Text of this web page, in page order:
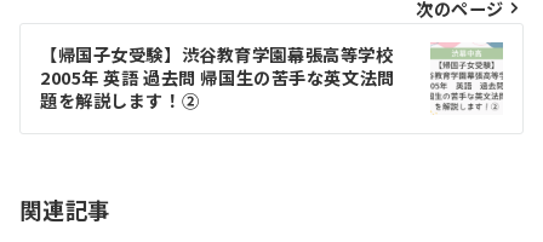
ビ
ー
シ
ン
次のページ
【帰国子女受験】渋谷教育学園幕張高等学校
2005年 英語 過去問 帰国生の苦手な英文法問
題を解説します！②
関連記事